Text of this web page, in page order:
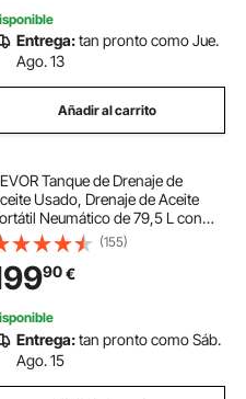
Entrega:tan pronto como Jue.
Ago. 13
Añadir al carrito
Tanque de Drenaje de
Usado, Drenaje de Aceite
Neumático de 79,5 L con
Ajustable y Ruedas,
de Combustible Líquido
Taller de Reparación de
Rojo
(155)
90€
Entrega:tan pronto como Sáb.
Ago. 15